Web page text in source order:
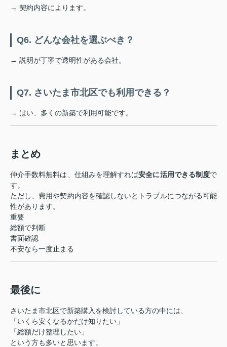
→ 契約内容によります。
Q6. どんな会社を選ぶべき？
→ 説明が丁寧で透明性がある会社。
Q7. さいたま市北区でも利用できる？
→ はい、多くの新築で利用可能です。
まとめ
仲介手数料無料は、仕組みを理解すれば安全に活用できる制度で
す。
ただし、費用や契約内容を確認しないとトラブルにつながる可能
性があります。
重要
総額で判断
書面確認
不安なら一度止まる
最後に
さいたま市北区で新築購入を検討している方の中には、
「いくら安くなるかだけ知りたい」
「総額だけ整理したい」
という方も多いと思います。